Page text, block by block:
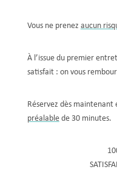
Vous ne prenez aucun
À l’issue du premier
satisfait : on vous
Réservez dès maintenant
préalablede 30 minutes.